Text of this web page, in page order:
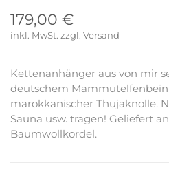
179,00 €
inkl. MwSt.
Kettenanhänger aus von mir
deutschem
marokkanischer Thujaknolle.
Sauna usw. tragen! Geliefert
Baumwollkordel.